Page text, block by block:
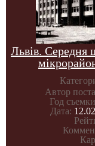
Львів. Середня
Автор
Год
Дата: